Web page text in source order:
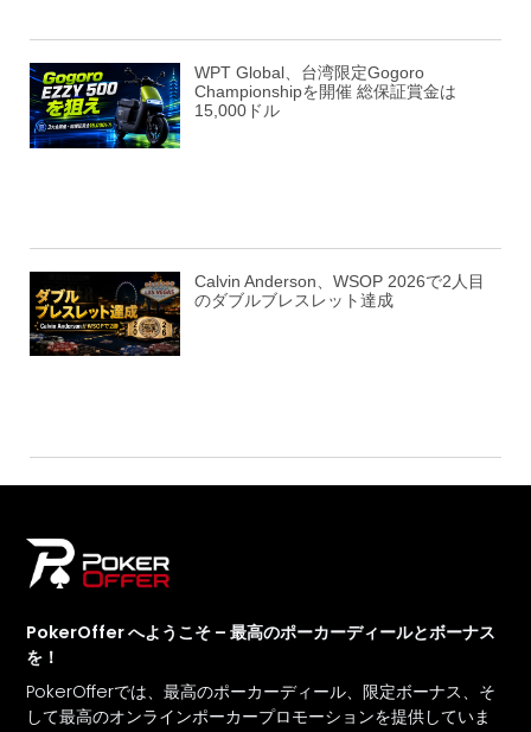
WPT Global、台湾限定Gogoro
Championshipを開催 総保証賞金は
15,000ドル
Calvin Anderson、WSOP 2026で2人目
のダブルブレスレット達成
PokerOffer へようこそ – 最高のポーカーディールとボーナス
を！
PokerOfferでは、最高のポーカーディール、限定ボーナス、そ
して最高のオンラインポーカープロモーションを提供していま